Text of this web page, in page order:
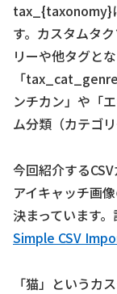
tax_{taxonomy}
す。カスタムタ
リーや他タグと
「
ンチカン」や「
ム分類（カテゴ
今回紹介する
アイキャッチ画
決まっています
Simple CSV
「猫」というカ